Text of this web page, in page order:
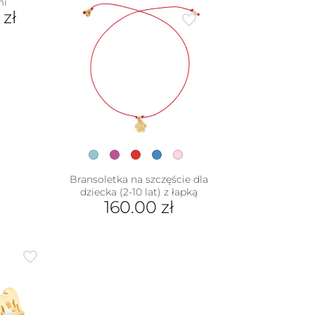
zł
ma
wariantów.
stronie
produktu
Bransoletka na szczęście dla
dziecka (2-10 lat) z łapką
160.00 zł